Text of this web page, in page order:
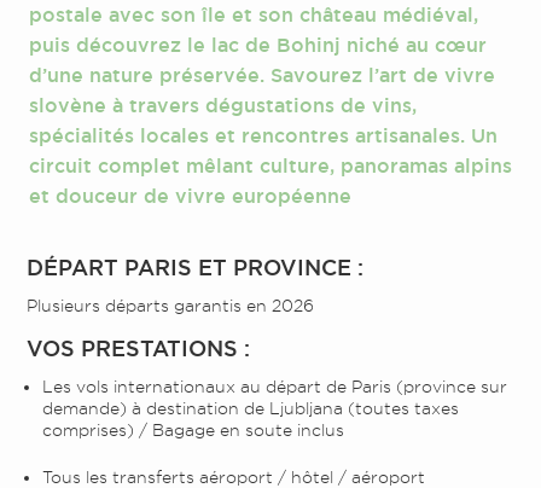
postale avec son île et son château médiéval,
puis découvrez le lac de Bohinj niché au cœur
d’une nature préservée. Savourez l’art de vivre
slovène à travers dégustations de vins,
spécialités locales et rencontres artisanales. Un
circuit complet mêlant culture, panoramas alpins
et douceur de vivre européenne
DÉPART PARIS ET PROVINCE :
Plusieurs départs garantis en 2026
VOS PRESTATIONS :
Les vols internationaux au départ de Paris (province sur
demande) à destination de Ljubljana (toutes taxes
comprises) / Bagage en soute inclus
Tous les transferts aéroport / hôtel / aéroport